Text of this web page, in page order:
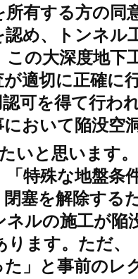
有する方の同
め、トンネル
の大深度地下
適切に正確に
可を得て行わ
おいて陥没空
いと思います
特殊な地盤条
塞を解除する
ルの施工が陥
ます。ただ、
」と事前のレ